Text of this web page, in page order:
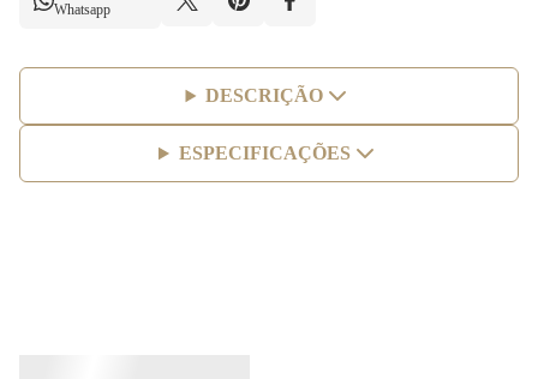
Whatsapp
DESCRIÇÃO
ESPECIFICAÇÕES